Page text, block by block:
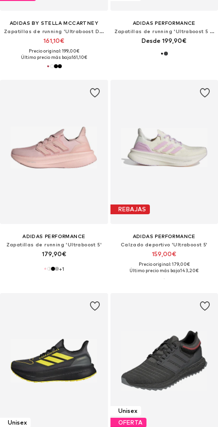
ADIDAS BY STELLA MCCARTNEY
Zapatillas de running 'Ultraboost DNA'
161,10€
Precio original: 199,00€
Último precio más bajo:161,10€
ADIDAS PERFORMANCE
Zapatillas de running 'Ultraboost 5 GTX'
Desde 199,90€
ADIDAS PERFORMANCE
Zapatillas de running 'Ultraboost 5'
179,90€
+1
REBAJAS
ADIDAS PERFORMANCE
Calzado deportivo 'Ultraboost 5'
159,00€
Precio original: 179,00€
Último precio más bajo:143,20€
Unisex
Unisex
OFERTA